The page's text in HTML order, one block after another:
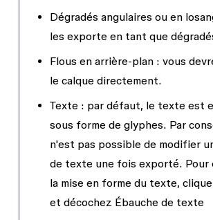
Dégradés angulaires ou en
les exporte en tant que
Flous en arrière-plan : vous
le calque directement.
Texte : par défaut, le texte est
sous forme de glyphes. Par
n'est pas possible de modifier
de texte une fois exporté. Pour
la mise en forme du texte,
et décochez Ébauche de texte